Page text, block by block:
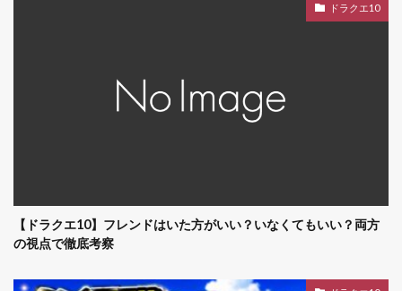
ドラクエ10
【ドラクエ10】フレンドはいた方がいい？いなくてもいい？両方
の視点で徹底考察